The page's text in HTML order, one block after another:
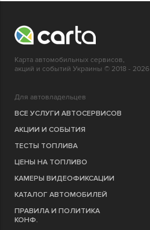
Карта автомобильных сервисов,
акций и событий Украины © 2018 - 2026
Для автовладельцев
ВСЕ УСЛУГИ АВТОСЕРВИСОВ
АКЦИИ И СОБЫТИЯ
ТЕСТЫ ТОПЛИВА
ЦЕНЫ НА ТОПЛИВО
КАМЕРЫ ВИДЕОФИКСАЦИИ
КАТАЛОГ АВТОМОБИЛЕЙ
ПРАВИЛА И ПОЛИТИКА
КОНФ.